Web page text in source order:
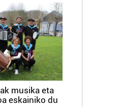
musika eta
eskainiko du